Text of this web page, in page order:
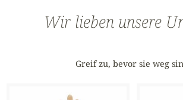
Wir lieben unsere
Greif zu, bevor sie weg